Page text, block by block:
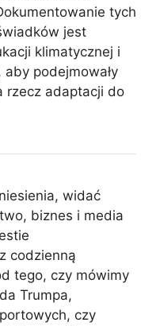
tych
jest
klimatycznej i
podejmowały
rzecz adaptacji do
widać
biznes i media
codzienną
tego, czy mówimy
Trumpa,
czy